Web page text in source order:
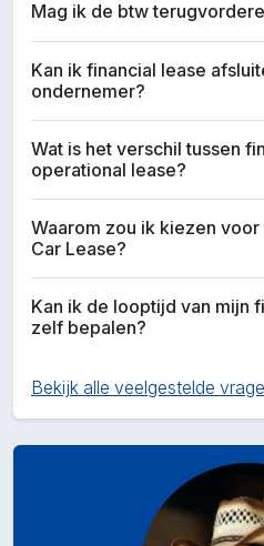
Mag ik de btw
Kan ik financial lease
ondernemer?
Wat is het verschil tussen
operational lease?
Waarom zou ik kiezen
Car Lease?
Kan ik de looptijd van mijn
zelf bepalen?
Bekijk alle veelgestelde